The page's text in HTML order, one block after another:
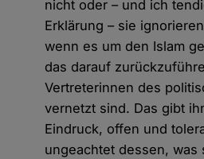
nicht oder – und ich
Erklärung – sie
wenn es um den Islam
das darauf
Vertreterinnen des
vernetzt sind. Das gibt
Eindruck, offen und
ungeachtet dessen, was